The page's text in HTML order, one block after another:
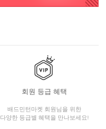
회원 등급 혜택
배드민턴마켓 회원님을 위한
다양한 등급별 혜택을 만나보세요!